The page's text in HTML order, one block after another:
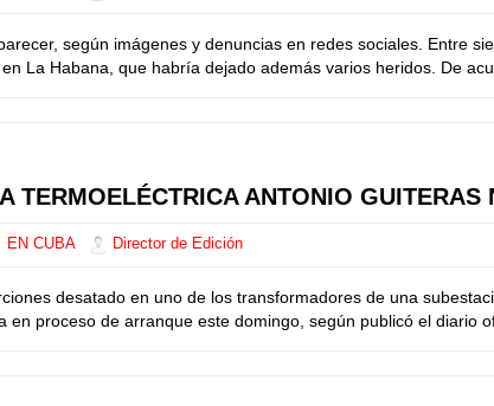
según imágenes y denuncias en redes sociales. Entre
La Habana, que habría dejado además varios heridos. De
TERMOELÉCTRICA ANTONIO
EN CUBA Director de Edición
desatado en uno de los transformadores de una
en proceso de arranque este domingo, según publicó el diario